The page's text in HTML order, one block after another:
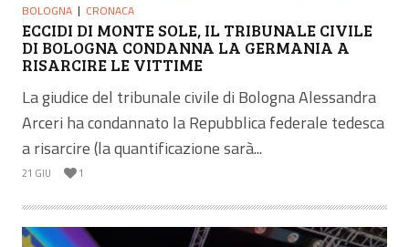
BOLOGNA CRONACA
ECCIDI DI MONTE SOLE, IL TRIBUNALE CIVILE
DI BOLOGNA CONDANNA LA GERMANIA A
RISARCIRE LE VITTIME
La giudice del tribunale civile di Bologna Alessandra
Arceri ha condannato la Repubblica federale tedesca
a risarcire (la quantificazione sarà...
21 GIU 1